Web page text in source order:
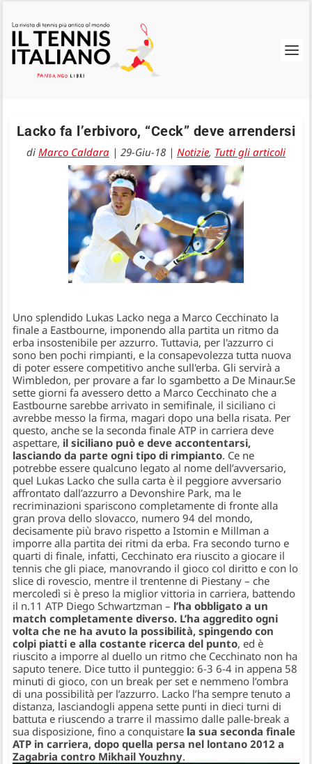
Lacko fa l’erbivoro, “Ceck” deve arrendersi
di Marco Caldara | 29-Giu-18 | Notizie, Tutti gli articoli
Uno splendido Lukas Lacko nega a Marco Cecchinato la
finale a Eastbourne, imponendo alla partita un ritmo da
erba insostenibile per azzurro. Tuttavia, per l'azzurro ci
sono ben pochi rimpianti, e la consapevolezza tutta nuova
di poter essere competitivo anche sull'erba. Gli servirà a
Wimbledon, per provare a far lo sgambetto a De Minaur.Se
sette giorni fa avessero detto a Marco Cecchinato che a
Eastbourne sarebbe arrivato in semifinale, il siciliano ci
avrebbe messo la firma, magari dopo una bella risata. Per
questo, anche se la seconda finale ATP in carriera deve
aspettare, il siciliano può e deve accontentarsi,
lasciando da parte ogni tipo di rimpianto. Ce ne
potrebbe essere qualcuno legato al nome dell’avversario,
quel Lukas Lacko che sulla carta è il peggiore avversario
affrontato dall’azzurro a Devonshire Park, ma le
recriminazioni spariscono completamente di fronte alla
gran prova dello slovacco, numero 94 del mondo,
decisamente più bravo rispetto a Istomin e Millman a
imporre alla partita dei ritmi da erba. Fra secondo turno e
quarti di finale, infatti, Cecchinato era riuscito a giocare il
tennis che gli piace, manovrando il gioco col diritto e con lo
slice di rovescio, mentre il trentenne di Piestany – che
mercoledì si è preso la miglior vittoria in carriera, battendo
il n.11 ATP Diego Schwartzman – l’ha obbligato a un
match completamente diverso. L’ha aggredito ogni
volta che ne ha avuto la possibilità, spingendo con
colpi piatti e alla costante ricerca del punto, ed è
riuscito a imporre al duello un ritmo che Cecchinato non ha
saputo tenere. Dice tutto il punteggio: 6-3 6-4 in appena 58
minuti di gioco, con un break per set e nemmeno l’ombra
di una possibilità per l’azzurro. Lacko l’ha sempre tenuto a
distanza, lasciandogli appena sette punti in dieci turni di
battuta e riuscendo a trarre il massimo dalle palle-break a
sua disposizione, fino a conquistare la sua seconda finale
ATP in carriera, dopo quella persa nel lontano 2012 a
Zagabria contro Mikhail Youzhny.